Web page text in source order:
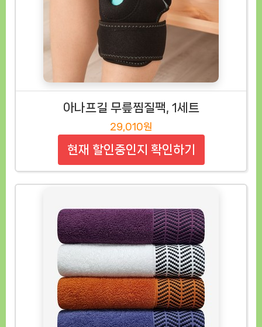
아나프길 무릎찜질팩, 1세트
29,010원
현재 할인중인지 확인하기